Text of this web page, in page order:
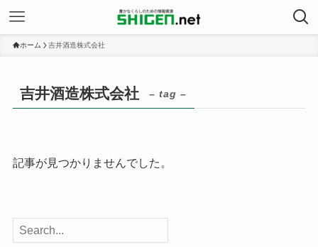
ホーム 吉井酒造株式会社
吉井酒造株式会社 – tag –
記事が見つかりませんでした。